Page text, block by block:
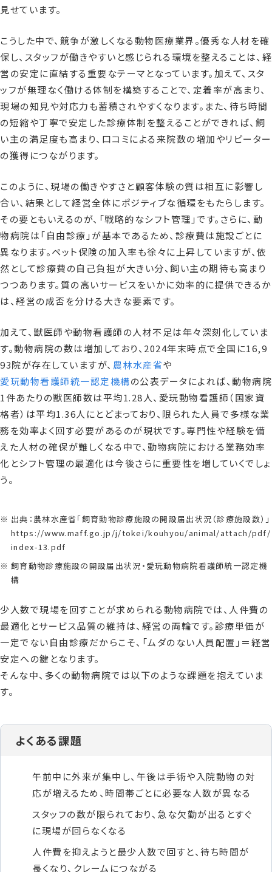
見せています。
こうした中で、競争が激しくなる動物医療業界。優秀な人材を確
保し、スタッフが働きやすいと感じられる環境を整えることは、経
営の安定に直結する重要なテーマとなっています。加えて、スタ
ッフが無理なく働ける体制を構築することで、定着率が高まり、
現場の知見や対応力も蓄積されやすくなります。また、待ち時間
の短縮や丁寧で安定した診療体制を整えることができれば、飼
い主の満足度も高まり、口コミによる来院数の増加やリピーター
の獲得につながります。
このように、現場の働きやすさと顧客体験の質は相互に影響し
合い、結果として経営全体にポジティブな循環をもたらします。
その要ともいえるのが、「戦略的なシフト管理」です。さらに、動
物病院は「自由診療」が基本であるため、診療費は施設ごとに
異なります。ペット保険の加入率も徐々に上昇していますが、依
然として診療費の自己負担が大きい分、飼い主の期待も高まり
つつあります。質の高いサービスをいかに効率的に提供できるか
は、経営の成否を分ける大きな要素です。
加えて、獣医師や動物看護師の人材不足は年々深刻化していま
す。動物病院の数は増加しており、2024年末時点で全国に16,9
93院が存在していますが、 農林水産省や
愛玩動物看護師統一認定機構の公表データによれば、動物病院
1件あたりの獣医師数は平均1.28人、愛玩動物看護師（国家資
格者）は平均1.36人にとどまっており、限られた人員で多様な業
務を効率よく回す必要があるのが現状です。専門性や経験を備
えた人材の確保が難しくなる中で、動物病院における業務効率
化とシフト管理の最適化は今後さらに重要性を増していくでしょ
う。
出典：農林水産省「飼育動物診療施設の開設届出状況（診療施設数）」
https://www.maff.go.jp/j/tokei/kouhyou/animal/attach/pdf/
index-13.pdf
飼育動物診療施設の開設届出状況・愛玩動物病院看護師統一認定機
構
少人数で現場を回すことが求められる動物病院では、人件費の
最適化とサービス品質の維持は、経営の両輪です。診療単価が
一定でない自由診療だからこそ、「ムダのない人員配置」＝経営
安定への鍵となります。
そんな中、多くの動物病院では以下のような課題を抱えていま
す。
よくある課題
午前中に外来が集中し、午後は手術や入院動物の対
応が増えるため、時間帯ごとに必要な人数が異なる
スタッフの数が限られており、急な欠勤が出るとすぐ
に現場が回らなくなる
人件費を抑えようと最少人数で回すと、待ち時間が
長くなり、クレームにつながる